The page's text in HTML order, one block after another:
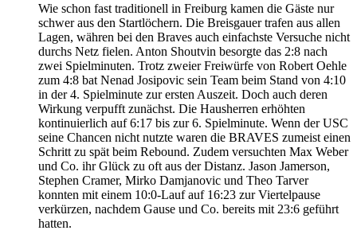
Wie schon fast traditionell in Freiburg kamen die Gäste nur
schwer aus den Startlöchern. Die Breisgauer trafen aus allen
Lagen, währen bei den Braves auch einfachste Versuche nicht
durchs Netz fielen. Anton Shoutvin besorgte das 2:8 nach
zwei Spielminuten. Trotz zweier Freiwürfe von Robert Oehle
zum 4:8 bat Nenad Josipovic sein Team beim Stand von 4:10
in der 4. Spielminute zur ersten Auszeit. Doch auch deren
Wirkung verpufft zunächst. Die Hausherren erhöhten
kontinuierlich auf 6:17 bis zur 6. Spielminute. Wenn der USC
seine Chancen nicht nutzte waren die BRAVES zumeist einen
Schritt zu spät beim Rebound. Zudem versuchten Max Weber
und Co. ihr Glück zu oft aus der Distanz. Jason Jamerson,
Stephen Cramer, Mirko Damjanovic und Theo Tarver
konnten mit einem 10:0-Lauf auf 16:23 zur Viertelpause
verkürzen, nachdem Gause und Co. bereits mit 23:6 geführt
hatten.